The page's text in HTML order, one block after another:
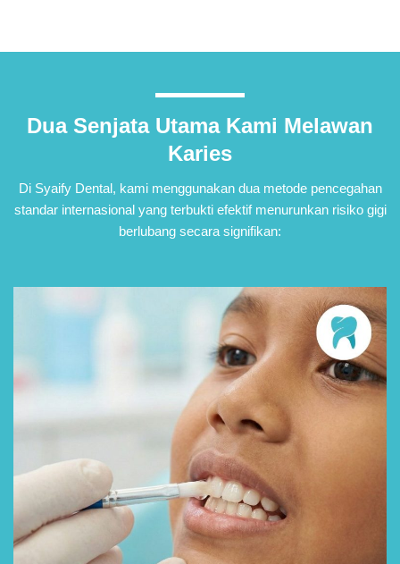
Dua Senjata Utama Kami Melawan
Karies
Di Syaify Dental, kami menggunakan dua metode pencegahan
standar internasional yang terbukti efektif menurunkan risiko gigi
berlubang secara signifikan: